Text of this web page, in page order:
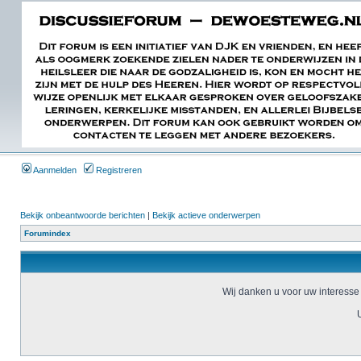
Aanmelden Registreren
Bekijk onbeantwoorde berichten | Bekijk actieve onderwerpen
Forumindex
Wij danken u voor uw